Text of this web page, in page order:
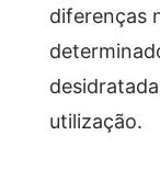
diferenças
utilização.